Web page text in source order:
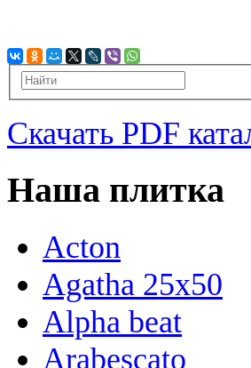
Скачать PDF
Наша плитка
Acton
Agatha 25x50
Alpha beat
Arabescato